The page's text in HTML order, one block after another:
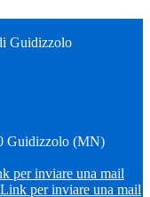
Guidizzolo
Guidizzolo (MN)
per inviare una mail
Link per inviare una mail